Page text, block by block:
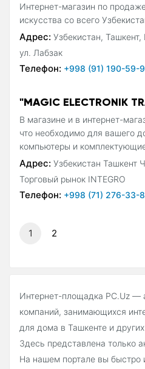
Интернет-магазин по
искусства со всего
Адрес: Узбекистан,
ул. Лабзак
Телефон: +998 (91) 190-59-
"MAGIC ELECTRONIK
В магазине и в интернет-
что необходимо для вашего
компьютеры и
Адрес: Узбекистан Ташкент
Торговый рынок INTEGRO
Телефон: +998 (71) 276-33-
1 2
Интернет-площадка PC.Uz —
компаний, занимающихся
для дома в Ташкенте и
Здесь представлена только
На нашем портале вы быстро